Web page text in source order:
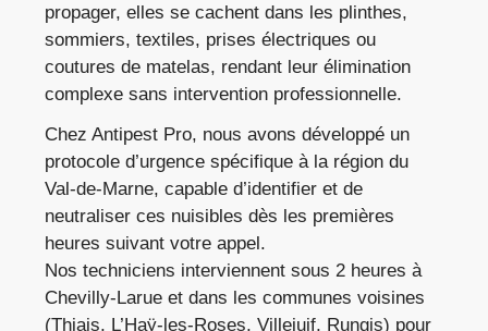
propager, elles se cachent dans les plinthes,
sommiers, textiles, prises électriques ou
coutures de matelas, rendant leur élimination
complexe sans intervention professionnelle.
Chez Antipest Pro, nous avons développé un
protocole d’urgence spécifique à la région du
Val-de-Marne, capable d’identifier et de
neutraliser ces nuisibles dès les premières
heures suivant votre appel.
Nos techniciens interviennent sous 2 heures à
Chevilly-Larue et dans les communes voisines
(Thiais, L’Haÿ-les-Roses, Villejuif, Rungis) pour